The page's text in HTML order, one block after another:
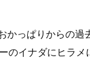
かっぱりからの過
のイナダにヒラメ